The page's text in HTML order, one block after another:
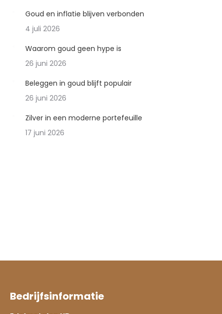
Goud en inflatie blijven verbonden
4 juli 2026
Waarom goud geen hype is
26 juni 2026
Beleggen in goud blijft populair
26 juni 2026
Zilver in een moderne portefeuille
17 juni 2026
Bedrijfsinformatie